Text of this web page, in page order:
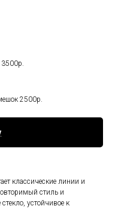
3500р.
2500р.
классические линии и
стиль и
устойчивое к